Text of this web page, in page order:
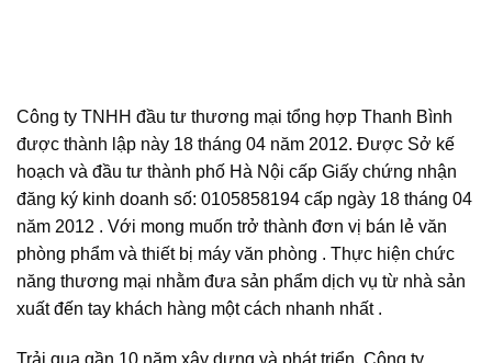
Công ty TNHH đầu tư thương mại tổng hợp Thanh Bình
được thành lập này 18 tháng 04 năm 2012. Được Sở kế
hoạch và đầu tư thành phố Hà Nội cấp Giấy chứng nhận
đăng ký kinh doanh số: 0105858194 cấp ngày 18 tháng 04
năm 2012 . Với mong muốn trở thành đơn vị bán lẻ văn
phòng phẩm và thiết bị máy văn phòng . Thực hiện chức
năng thương mại nhằm đưa sản phẩm dịch vụ từ nhà sản
xuất đến tay khách hàng một cách nhanh nhất .
Trải qua gần 10 năm xây dựng và phát triển, Công ty